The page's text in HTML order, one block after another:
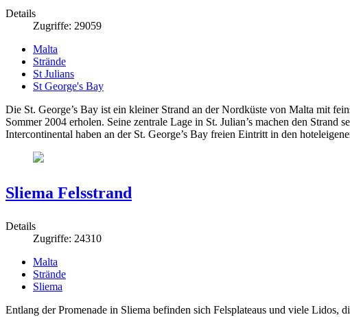
Details
Zugriffe: 29059
Malta
Strände
St Julians
St George's Bay
Die St. George’s Bay ist ein kleiner Strand an der Nordküste von Malta mit
Sommer 2004 erholen. Seine zentrale Lage in St. Julian’s machen den
Intercontinental haben an der St. George’s Bay freien Eintritt in den
Sliema Felsstrand
Details
Zugriffe: 24310
Malta
Strände
Sliema
Entlang der Promenade in Sliema befinden sich Felsplateaus und viele